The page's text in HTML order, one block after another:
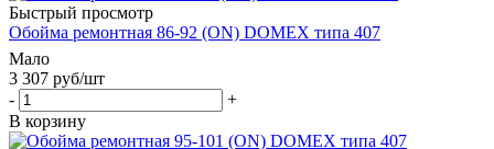
Быстрый просмотр
Обойма ремонтная 86-92 (ОN) DOMEX типа 407
Мало
3 307 руб/шт
-
+
В корзину